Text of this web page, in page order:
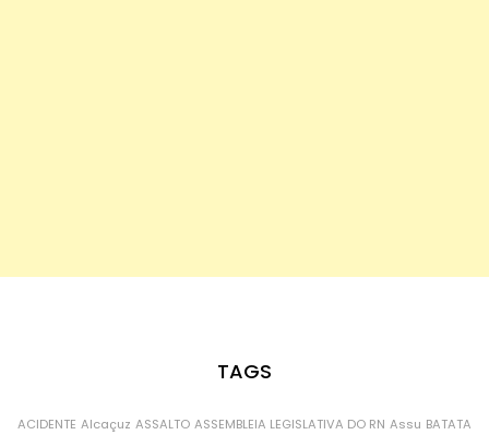
TAGS
ACIDENTE Alcaçuz ASSALTO ASSEMBLEIA LEGISLATIVA DO RN Assu BATATA